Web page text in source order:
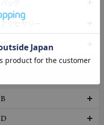
アクセサリー
ヴィンテージ
B
D